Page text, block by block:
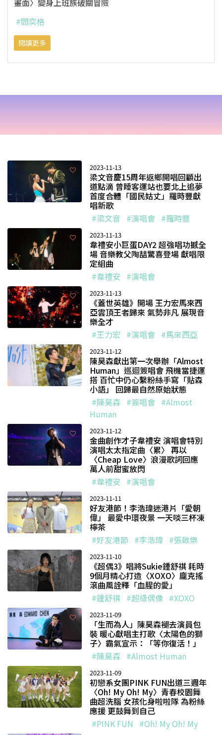
畫面〉變身上班族破關冒險
#閻奕格
閱讀更多
2023-11-13
梁文音慶15周年返鄉開唱回顧出
道點滴 曾睡客運站也要北上追夢
首度合體「國民姑丈」羅時豐獻
唱新歌
#梁文音 #演唱會 #羅時豐
2023-11-13
韋禮安小巨蛋DAY2 超強唱功撼全
場 音樂教父陶喆驚喜登場 獻唱限
定組曲
#韋禮安 #演唱會
2023-11-13
《蓋世英雄》開場 王力宏馬來西
亞雲頂王者歸來 氣勢非凡 展現音
樂全才
#王力宏 #演唱會 #馬來西亞
2023-11-12
陳昊森獻出第一次舉辦「Almost
Human」巡迴簽唱會 飛機當捷運
搭 百忙中仍心繫粉絲手寫「貼森
小語」 回歸最自然原始狀態
#陳昊森 #簽唱會 #Almost
Human
2023-11-12
金曲創作才子韋禮安 演唱會特別
演唱太太指定曲〈累〉 再以
〈Cheap Love〉浪漫歌詞回應
萬人前甜蜜放閃
#韋禮安 #演唱會
2023-11-11
好友港節！李浩瑋迷港片「愛朝
偉」 最愛中環夜景 一天啖三杯凍
檸茶
#好友港節 #李浩瑋 #張啟樂
2023-11-10
《超偶3》唱將Sukie鍾舒祺 耗時
9個月精心打造〈XOXO〉龐克搖
滾曲風詮釋「血腥的愛」
#鍾舒祺 #超級偶像 #XOXO
2023-11-09
「生而為人」陳昊森褪去演員包
裝 暖心獻唱主打歌〈太陽色的獅
子〉霸氣宣示：「等你復活！」
#陳昊森 #Almost Human
2023-11-09
初戀系女團PINK FUN出道三週年
〈Oh! My Oh! My〉青春校園舞
曲超洗腦 女孩化身啦啦隊 為粉絲
應援 更鼓舞到自己
#PINK FUN
#Oh! My Oh! My